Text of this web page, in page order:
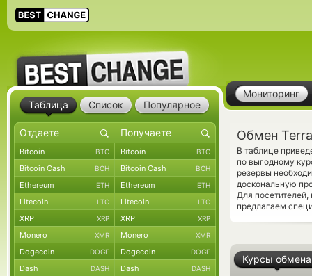
Мониторинг
Обмен
В таблице
по выгодному
резервы
доскональную
Для
предлагаем
Курсы обмена
Таблица Список Популярное
Bitcoin BTC Bitcoin BTC
Bitcoin Cash BCH Bitcoin Cash BCH
Ethereum ETH Ethereum ETH
Litecoin LTC Litecoin LTC
XRP XRP XRP XRP
Monero XMR Monero XMR
Dogecoin DOGE Dogecoin DOGE
Dash DASH Dash DASH